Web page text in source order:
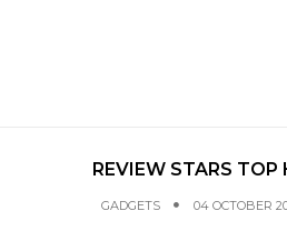
REVIEW STARS
GADGETS 04 OCTOBER